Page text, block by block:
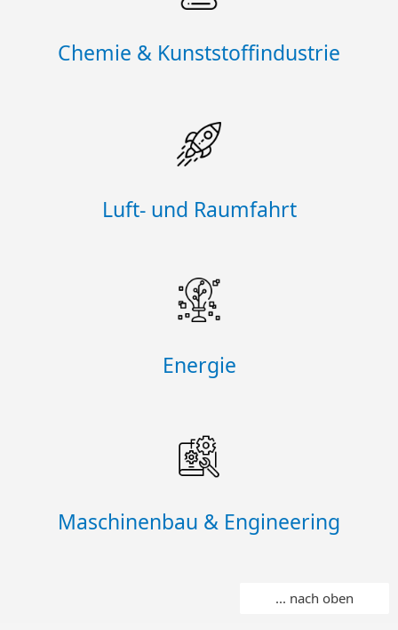
Chemie & Kunststoffindustrie
Luft- und Raumfahrt
Energie
Maschinenbau & Engineering
... nach oben